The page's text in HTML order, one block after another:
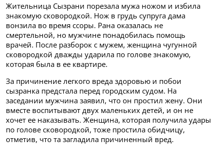
Жительница Сызрани порезала мужа ножом и избила
знакомую сковородкой. Нож в грудь супруга дама
вонзила во время ссоры. Рана оказалась не
смертельной, но мужчине понадобилась помощь
врачей. После разборок с мужем, женщина чугунной
сковородкой дважды ударила по голове знакомую,
которая была в ее квартире.
За причинение легкого вреда здоровью и побои
сызранка предстала перед городским судом. На
заседании мужчина заявил, что он простил жену. Они
вместе воспитывают двух маленьких детей, и он не
хочет ее наказывать. Женщина, которая получила удары
по голове сковородкой, тоже простила обидчицу,
отметив, что та загладила причиненный вред.